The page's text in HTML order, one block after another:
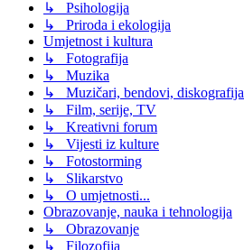
↳ Psihologija
↳ Priroda i ekologija
Umjetnost i kultura
↳ Fotografija
↳ Muzika
↳ Muzičari, bendovi, diskografija
↳ Film, serije, TV
↳ Kreativni forum
↳ Vijesti iz kulture
↳ Fotostorming
↳ Slikarstvo
↳ O umjetnosti...
Obrazovanje, nauka i tehnologija
↳ Obrazovanje
↳ Filozofija